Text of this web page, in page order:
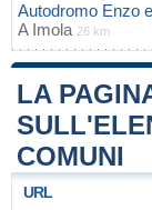
Autodromo Enzo
A Imola 26 km
LA
COMUNI
URL